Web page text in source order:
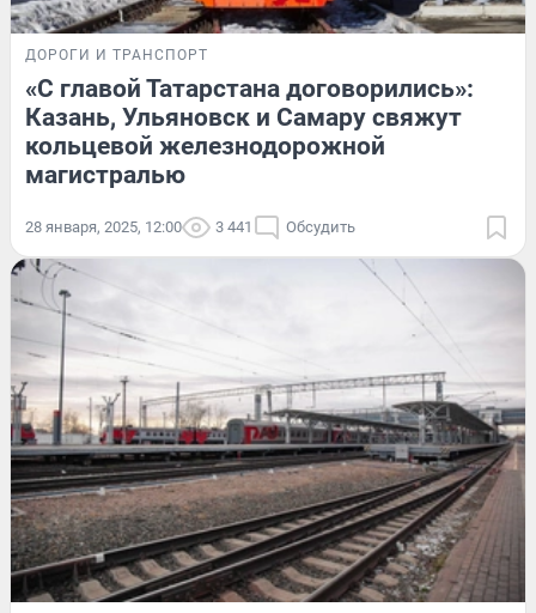
ДОРОГИ И ТРАНСПОРТ
«С главой Татарстана договорились»:
Казань, Ульяновск и Самару свяжут
кольцевой железнодорожной
магистралью
28 января, 2025, 12:00 3 441 Обсудить